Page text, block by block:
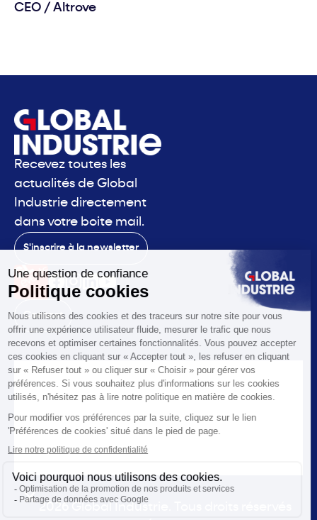
CEO / Altrove
Recevez toutes les
actualités de Global
Industrie directement
dans votre boite mail.
S'inscrire à la newsletter
Contact
Le salon
La voix
Les solutions
L'actualité
© 2026 Global Industrie. Tous droits réservés